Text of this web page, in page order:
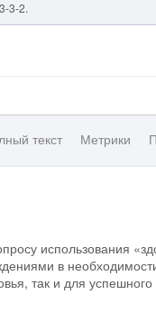
3-2.
текст Метрики
использования
в
так и для